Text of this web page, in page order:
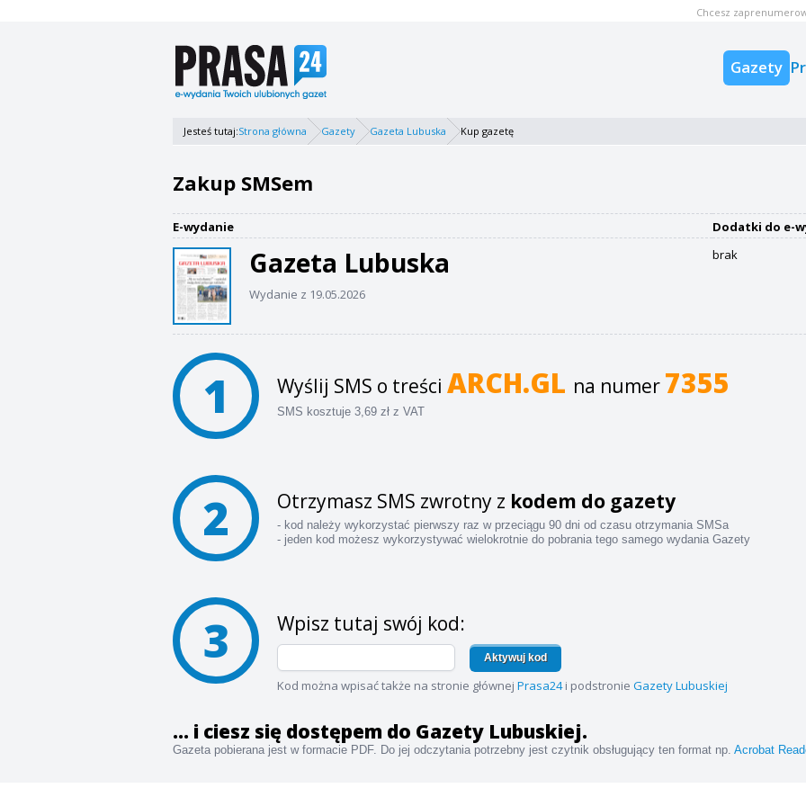
Gazety
Chcesz
Jesteś tutaj:Strona główna Gazety Gazeta Lubuska Kup gazetę
Zakup SMSem
E-wydanie
Gazeta Lubuska
Wydanie z 19.05.2026
Dodatki do e-
brak
1 Wyślij SMS o treści ARCH.GL na numer 7355
SMS kosztuje 3,69 zł z VAT
2 Otrzymasz SMS zwrotny z kodem do gazety
- kod należy wykorzystać pierwszy raz w przeciągu 90 dni od czasu otrzymania SMSa
- jeden kod możesz wykorzystywać wielokrotnie do pobrania tego samego wydania Gazety
3 Wpisz tutaj swój kod:
Aktywuj kod
Kod można wpisać także na stronie głównej Prasa24i podstronie Gazety Lubuskiej
... i ciesz się dostępem do Gazety Lubuskiej.
Gazeta pobierana jest w formacie PDF. Do jej odczytania potrzebny jest czytnik obsługujący ten format np. Acrobat